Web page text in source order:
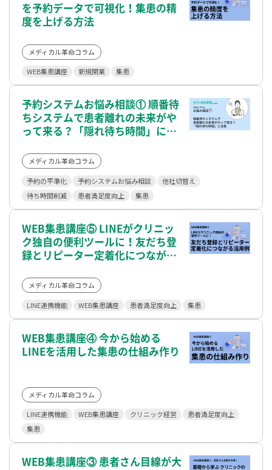
を予約データで可視化！集患の精
度を上げる方法
メディカル革命コラム
WEB集患講座 新規開業 集患
予約システムお悩み相談① 順番待
ちシステムで患者離れの未来がや
って来る？「隠れ待ち時間」に注
メディカル革命コラム
予約の平準化 予約システムお悩み相談
他社切替え
待ち時間削減
患者満足度向上 集患
WEB集患講座⑤ LINEがクリニッ
ク独自の便利ツールに！友だち登
録とリピーター定着化につながる
メディカル革命コラム
LINE連携機能 WEB集患講座 患者満足度向上 集患
WEB集患講座④ 今から始める
LINEを活用した集患の仕組み作り
メディカル革命コラム
LINE連携機能 WEB集患講座 クリニック経営
患者満足度向上
集患
WEB集患講座③ 患者さん目線が大